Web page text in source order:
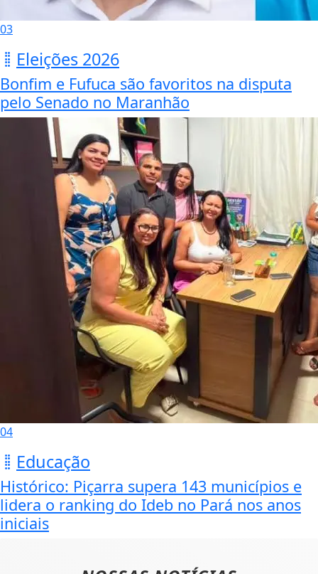
03
Eleições 2026
Bonfim e Fufuca são favoritos na disputa
pelo Senado no Maranhão
04
Educação
Histórico: Piçarra supera 143 municípios e
lidera o ranking do Ideb no Pará nos anos
iniciais